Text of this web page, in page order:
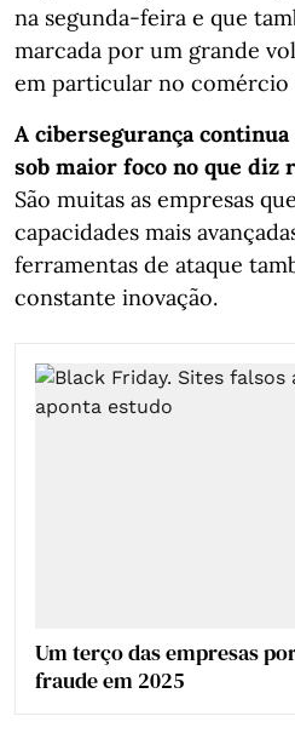
na segunda-feira e que
marcada por um grande
em particular no comércio
A cibersegurança
sob maior foco no que diz
São muitas as empresas
capacidades mais
ferramentas de ataque
constante inovação.
Um terço das empresas
fraude em 2025